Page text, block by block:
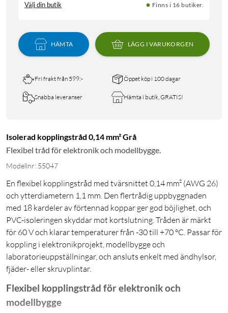
Välj din butik Finns i 16 butiker.
HÄMTA LÄGG I VARUKORGEN
Fri frakt från 599:- Öppet köp i 100 dagar
Snabba leveranser Hämta i butik, GRATIS!
Isolerad kopplingstråd 0,14 mm² Grå
Flexibel tråd för elektronik och modellbygge.
Modellnr: 55047
En flexibel kopplingstråd med tvärsnittet 0,14 mm² (AWG 26)
och ytterdiametern 1,1 mm. Den flertrådig uppbyggnaden
med 18 kardeler av förtennad koppar ger god böjlighet, och
PVC-isoleringen skyddar mot kortslutning. Tråden är märkt
för 60 V och klarar temperaturer från -30 till +70 °C. Passar för
koppling i elektronikprojekt, modellbygge och
laboratorieuppställningar, och ansluts enkelt med ändhylsor,
fjäder- eller skruvplintar.
Flexibel kopplingstråd för elektronik och
modellbygge